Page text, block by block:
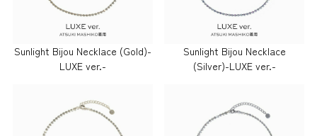
Sunlight Bijou Necklace (Gold)-
LUXE ver.-
Sunlight Bijou Necklace
(Silver)-LUXE ver.-